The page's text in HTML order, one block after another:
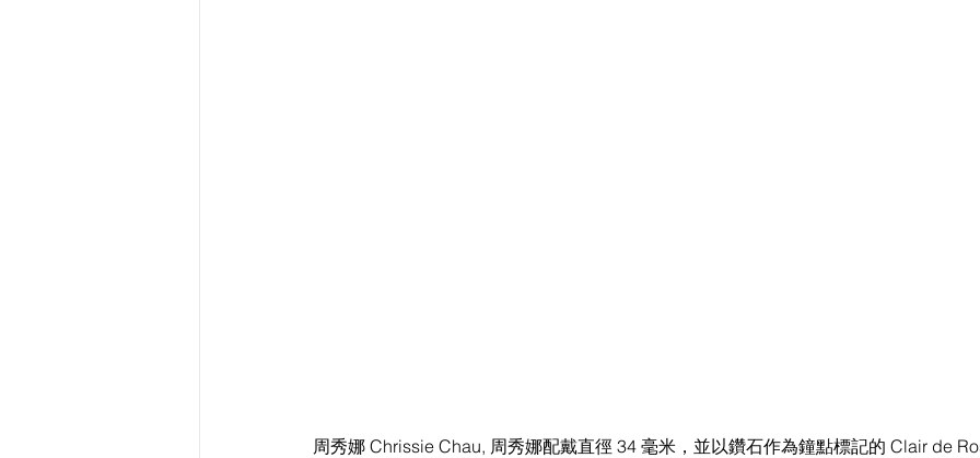
周秀娜 Chrissie Chau, 周秀娜配戴直徑 34 毫米，並以鑽石作為鐘點標記的 Clair de